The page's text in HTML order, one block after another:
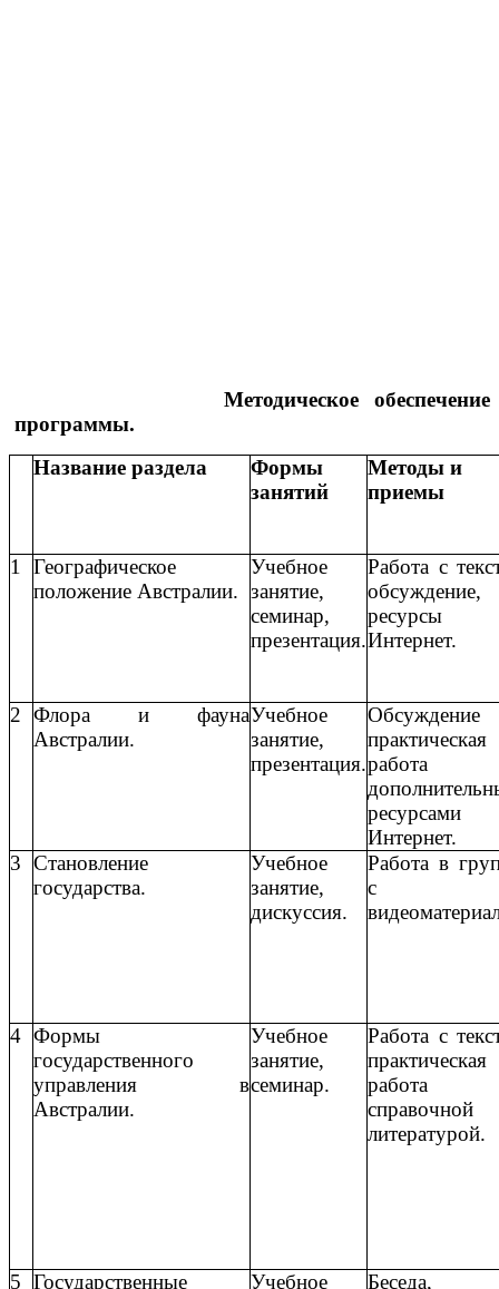
Методическое обеспечение
программы.
Название раздела
Формы
занятий
Методы и
приемы
1
Географическое
положение Австралии.
Учебное
занятие,
семинар,
презентация.
Работа с
обсуждение,
ресурсы
Интернет.
2 Флора и фауна
Австралии.
Учебное
занятие,
презентация.
Обсуждение
практическая
ресурсами
Интернет.
3 Становление
государства.
Учебное
занятие,
дискуссия.
Работа в
с
4 Формы
государственного
управления в
Австралии.
Учебное
занятие,
семинар.
Работа с
практическая
работа
справочной
литературой.
5 Государственные Учебное Беседа,